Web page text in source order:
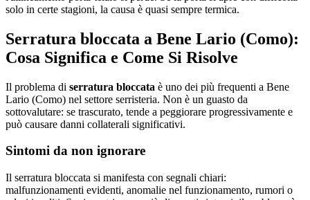
solo in certe stagioni, la causa è quasi sempre termica.
Serratura bloccata a Bene Lario (Como):
Cosa Significa e Come Si Risolve
Il problema di serratura bloccata è uno dei più frequenti a Bene
Lario (Como) nel settore serristeria. Non è un guasto da
sottovalutare: se trascurato, tende a peggiorare progressivamente e
può causare danni collaterali significativi.
Sintomi da non ignorare
Il serratura bloccata si manifesta con segnali chiari:
malfunzionamenti evidenti, anomalie nel funzionamento, rumori o